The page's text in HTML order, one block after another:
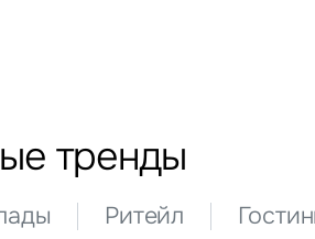
тренды
Ритейл